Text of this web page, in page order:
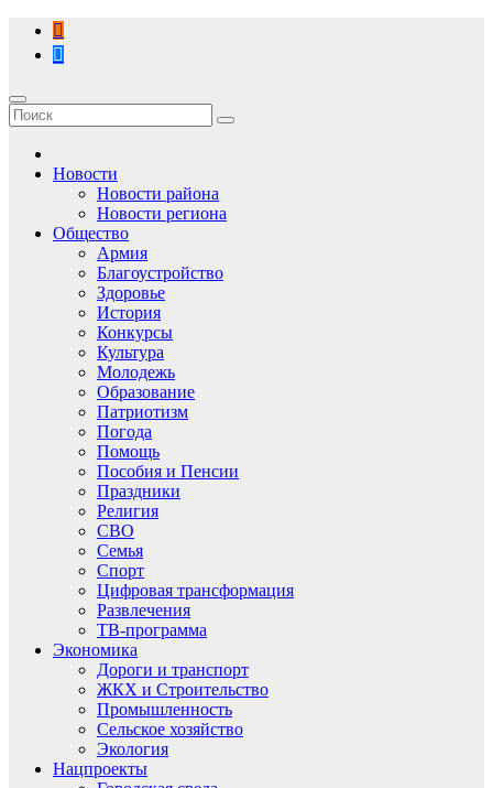
Перейти
содержимому
Новости
Новости района
Новости региона
Общество
Армия
Благоустройство
Здоровье
История
Конкурсы
Культура
Молодежь
Образование
Патриотизм
Погода
Помощь
Пособия и Пенсии
Праздники
Религия
СВО
Семья
Спорт
Цифровая трансформация
Развлечения
ТВ-программа
Экономика
Дороги и транспорт
ЖКХ и Строительство
Промышленность
Сельское хозяйство
Экология
Нацпроекты